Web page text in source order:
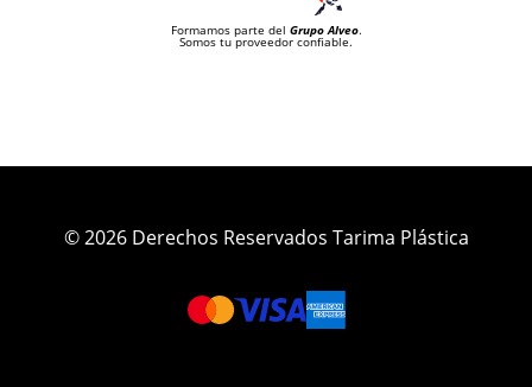
Formamos parte del Grupo Alveo.
Somos tu proveedor confiable.
© 2026 Derechos Reservados Tarima Plástica